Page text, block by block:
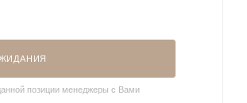
позиции менеджеры с Вами